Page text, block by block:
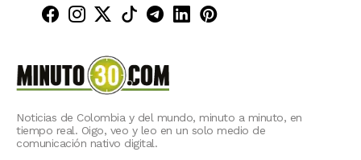
Minuto30 en Facebook
Minuto30 en Instagram
Minuto30 en X (Twitter)
Minuto30 en TikTok
Canal de Minuto30 en
Minuto30 en LinkedIn
Minuto30 en
Noticias de Colombia y del mundo, minuto a minuto, en
tiempo real. Oigo, veo y leo en un solo medio de
comunicación nativo digital.